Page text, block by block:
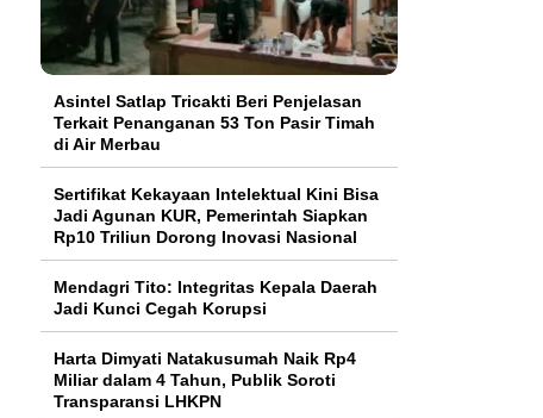
Asintel Satlap Tricakti Beri Penjelasan
Terkait Penanganan 53 Ton Pasir Timah
di Air Merbau
Sertifikat Kekayaan Intelektual Kini Bisa
Jadi Agunan KUR, Pemerintah Siapkan
Rp10 Triliun Dorong Inovasi Nasional
Mendagri Tito: Integritas Kepala Daerah
Jadi Kunci Cegah Korupsi
Harta Dimyati Natakusumah Naik Rp4
Miliar dalam 4 Tahun, Publik Soroti
Transparansi LHKPN